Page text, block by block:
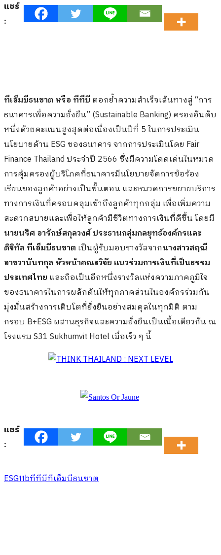
แชร์
:
ทีเอ็มบีธนชาต หรือ ทีทีบี ตอกย้ำความสำเร็จเส้นทางสู่ “การ
ธนาคารเพื่อความยั่งยืน” (Sustainable Banking) ครองอันดับ
หนึ่งด้วยคะแนนสูงสุดต่อเนื่องเป็นปีที่ 5 ในการประเมิน
นโยบายด้าน ESG ของธนาคาร จากการประเมินโดย Fair
Finance Thailand ประจำปี 2566 ซึ่งมีความโดดเด่นในหมวด
การคุ้มครองผู้บริโภคที่ธนาคารมีนโยบายจัดการข้อร้อง
เรียนของลูกค้าอย่างเป็นขั้นตอน และหมวดการขยายบริการ
ทางการเงินที่ครอบคลุมเข้าถึงลูกค้าทุกกลุ่ม เพื่อเพิ่มความ
สะดวกสบายและเพื่อให้ลูกค้ามีชีวิตทางการเงินที่ดีขึ้น โดยมี
นายนริศ อารักษ์สกุลวงศ์ ประธานกลุ่มกลยุทธ์องค์กรและ
ดิจิทัล ทีเอ็มบีธนชาต เป็นผู้รับมอบรางวัลจากนางสาวสฤณี
อาชวานันทกุล หัวหน้าคณะวิจัย แนวร่วมการเงินที่เป็นธรรม
ประเทศไทย และถือเป็นอีกหนึ่งรางวัลแห่งความภาคภูมิใจ
ของธนาคารในการผลักดันให้ทุกภาคส่วนในองค์กรร่วมกัน
มุ่งมั่นสร้างการเติบโตที่ยั่งยืนอย่างสมดุลในทุกมิติ ตาม
กรอบ B+ESG ผสานธุรกิจและความยั่งยืนเป็นเนื้อเดียวกัน ณ
โรงแรม S31 Sukhumvit Hotel เมื่อเร็ว ๆ นี้
แชร์
:
ESGttbทีทีบีทีเอ็มบีธนชาต